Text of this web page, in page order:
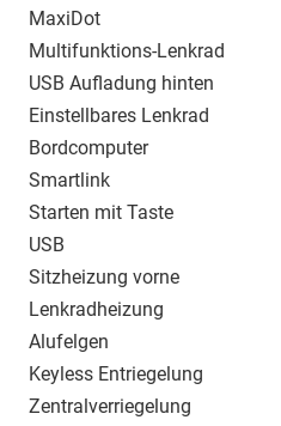
MaxiDot
Multifunktions-Lenkrad
USB Aufladung hinten
Einstellbares Lenkrad
Bordcomputer
Smartlink
Starten mit Taste
USB
Sitzheizung vorne
Lenkradheizung
Alufelgen
Keyless Entriegelung
Zentralverriegelung